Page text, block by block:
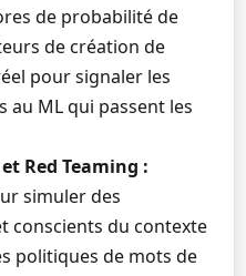
de probabilité de
de création de
pour signaler les
au ML qui passent les
Red Teaming :
simuler des
conscients du contexte
politiques de mots de